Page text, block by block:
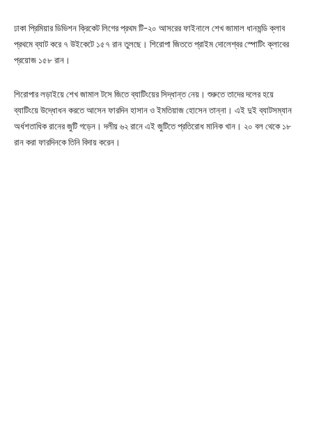
ঢাকা প্রিমিয়ার ডিভিশন ক্রিকেট লিগের প্রথম টি-২০ আসরের ফাইনালে শেখ জামাল ধানমন্ডি ক্লাব
প্রথমে ব্যাট করে ৭ উইকেটে ১৫৭ রান তুলছে। শিরোপা জিততে প্রাইম দোলেশ্বর স্পোটিং ক্লাবের
প্রয়োজ ১৫৮ রান।
শিরোপার লড়াইয়ে শেখ জামাল টসে জিতে ব্যাটিংয়ের সিদ্ধান্ত নেয়। শুরুতে তাদের দলের হয়ে
ব্যাটিংয়ে উদ্ধোধন করতে আসেন ফারদিন হাসান ও ইমতিয়াজ হোসেন তান্না। এই দুই ব্যাটসম্যান
অর্ধশতাধিক রানের জুটি গড়েন। দলীয় ৬২ রানে এই জুটিতে প্রতিরোধ মানিক খান। ২০ বল থেকে ১৮
রান করা ফারদিনকে তিনি বিদায় করেন।